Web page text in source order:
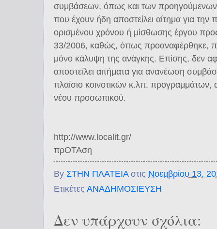
συμβάσεων, όπως και των
που έχουν ήδη αποστείλει αίτημα για
ορισμένου χρόνου ή μίσθωσης έργου
33/2006, καθώς, όπως προαναφέρθηκε,
μόνο κάλυψη της ανάγκης. Επίσης, δεν
αποστείλει αιτήματα για ανανέωση
πλαίσιο κοινοτικών κ.λπ. προγραμμάτων,
νέου προσωπικού.
http://www.localit.gr/
πρΟΤΑση
By ΣΤΗΝ ΠΛΑΤΕΙΑ στις Νοεμβρίου 13,
Ετικέτες ΑΝΑΔΗΜΟΣΙΕΥΣΗ
Δεν υπάρχουν σχόλια: